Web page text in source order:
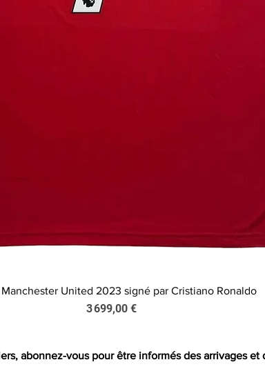
Aperçu rapide
United 2023 signé par Cristiano Ronaldo
Prix
3 699,00 €
abonnez-vous pour être informés des arrivages et